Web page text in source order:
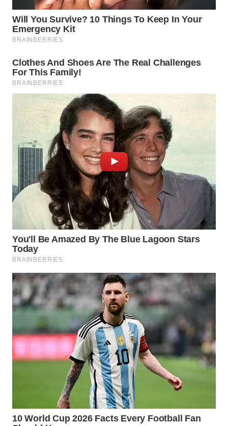
WN
LIKUPANG
WN
LABUANBAJO
WN
BORNEO
Wahana
Media
WAHANA
NEWS
TANI
WAHANA
ADVOKAT
WAHANA
INFRASTRUKTUR
WAHANA
KONSUMEN
WAHANA
TRAVEL